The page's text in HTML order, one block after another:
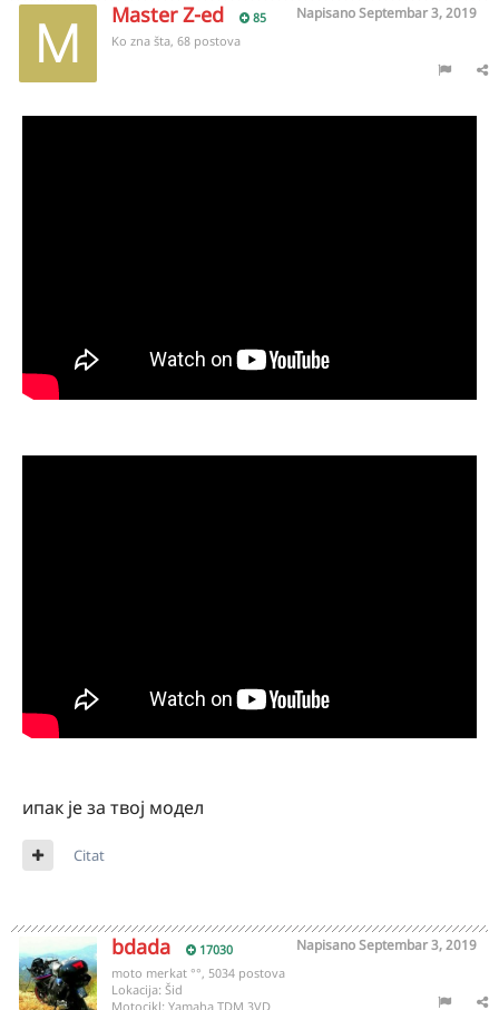
Master Z-ed 85 NapisanoSeptembar 3, 2019
Ko zna šta, 68 postova
ипак је за твој модел
Citat
bdada 17030 NapisanoSeptembar 3, 2019
moto merkat °°, 5034 postova
Lokacija: Šid
Motocikl: Yamaha TDM 3VD